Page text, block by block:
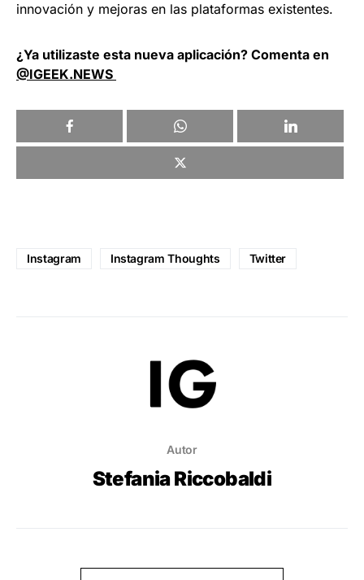
innovación y mejoras en las plataformas existentes.
¿Ya utilizaste esta nueva aplicación? Comenta en
@IGEEK.NEWS
Instagram Instagram Thoughts Twitter
Autor
Stefania Riccobaldi